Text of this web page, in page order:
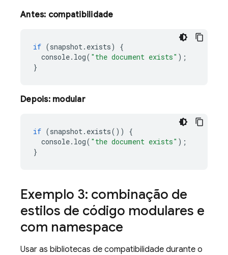
Antes: compatibilidade
if (snapshot. exists)
{
console. log( "the document exists" );
}
Depois: modular
if (snapshot. exists())
{
console. log( "the document exists" );
}
Exemplo 3: combinação de
estilos de código modulares e
com namespace
Usar as bibliotecas de compatibilidade durante o